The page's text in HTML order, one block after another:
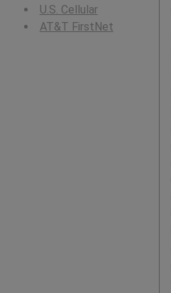
U.S. Cellular
AT&T FirstNet